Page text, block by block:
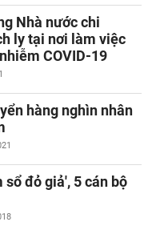
Nhà nước chi
ly tại nơi làm việc
COVID-19
hàng nghìn nhân
đỏ giả', 5 cán bộ